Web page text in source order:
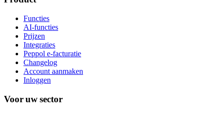
Functies
AI-functies
Prijzen
Integraties
Peppol e-facturatie
Changelog
Account aanmaken
Inloggen
Voor uw sector